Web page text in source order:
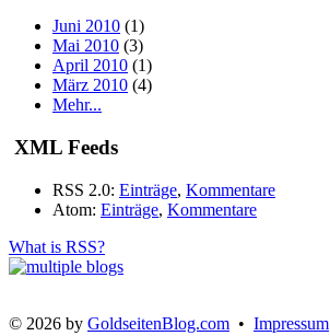
Juni 2010 (1)
Mai 2010 (3)
April 2010 (1)
März 2010 (4)
Mehr...
XML Feeds
RSS 2.0: Einträge, Kommentare
Atom: Einträge, Kommentare
What is RSS?
© 2026 by GoldseitenBlog.com • Impressum